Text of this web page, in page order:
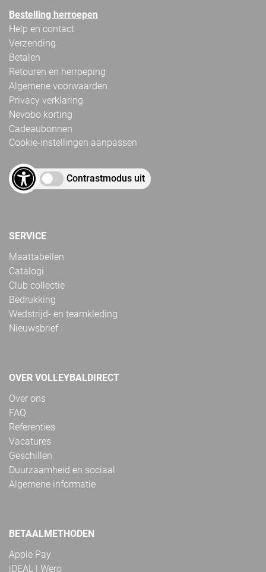
Bestelling herroepen
Help en contact
Verzending
Betalen
Retouren en herroeping
Algemene voorwaarden
Privacy verklaring
Nevobo korting
Cadeaubonnen
Cookie-instellingen aanpassen
Contrastmodus uit
SERVICE
Maattabellen
Catalogi
Club collectie
Bedrukking
Wedstrijd- en teamkleding
Nieuwsbrief
OVER VOLLEYBALDIRECT
Over ons
FAQ
Referenties
Vacatures
Geschillen
Duurzaamheid en sociaal
Algemene informatie
BETAALMETHODEN
Apple Pay
iDEAL | Wero